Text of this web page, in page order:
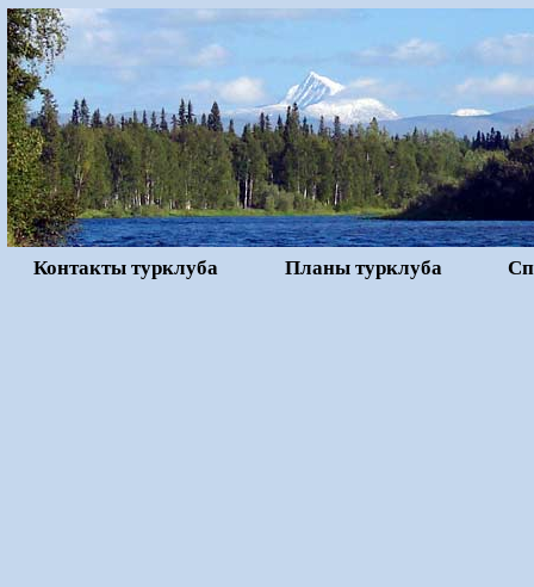
Контакты турклуба Планы турклуба